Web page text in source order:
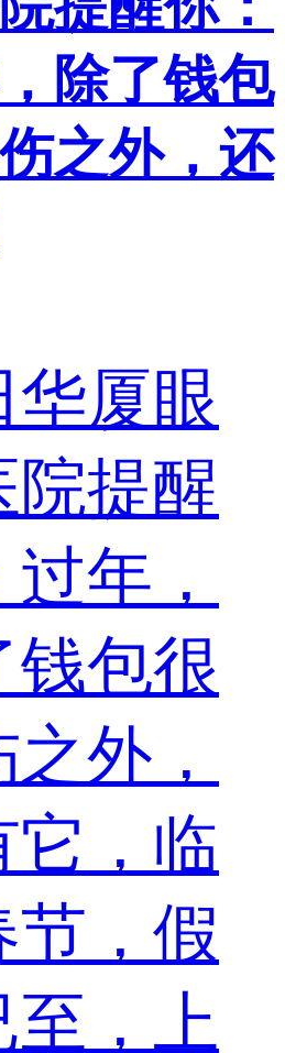
除了钱包
之外，还
华厦眼
院提醒
年，
钱包很
外，
它，临
节，假
至，上